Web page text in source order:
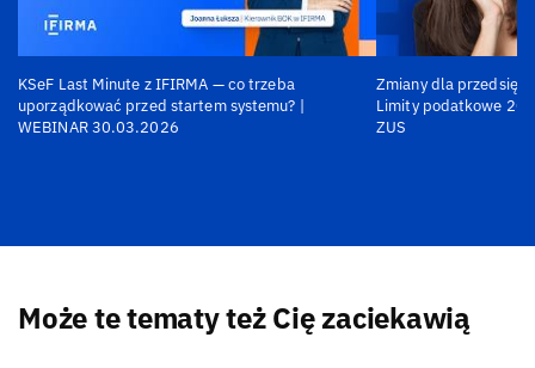
KSeF Last Minute z IFIRMA — co trzeba
uporządkować przed startem systemu? |
WEBINAR 30.03.2026
Zmiany dla
Limity podatkowe
ZUS
Może te tematy też Cię zaciekawią